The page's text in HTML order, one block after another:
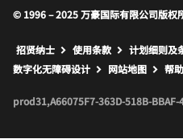
© 1996 – 2025 万豪国际有限公司版权
招贤纳士 使用条款 计划细则及
数字化无障碍设计
网站地图 打
帮助
prod31,A66075F7-363D-518B-